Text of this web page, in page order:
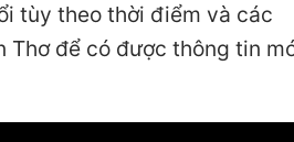
tùy theo thời điểm và các
Thơ để có được thông tin